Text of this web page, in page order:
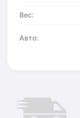
Вес:
Авто: